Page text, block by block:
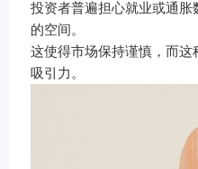
投资者普遍担心就业或通
的空间。
这使得市场保持谨慎，而
吸引力。